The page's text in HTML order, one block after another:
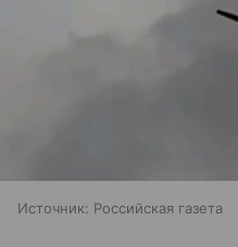
Источник: Российская газета